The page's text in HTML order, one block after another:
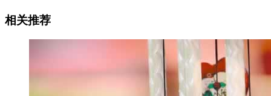
相关推荐